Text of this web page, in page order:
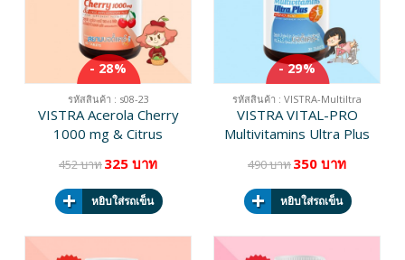
- 28%
รหัสสินค้า : s08-23
VISTRA Acerola Cherry
1000 mg & Citrus
45 เม็ด
452 บาท325 บาท
หยิบใส่รถเข็น
- 29%
รหัสสินค้า : VISTRA-Multiltra
VISTRA VITAL-PRO
Multivitamins Ultra Plus
แคปซูล
490 บาท350 บาท
หยิบใส่รถเข็น